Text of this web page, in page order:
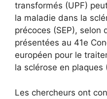
transformés (UPF)
la maladie dans la
précoces (SEP), selon
présentées au 41e
européen pour le
la sclérose en plaques
Les chercheurs ont